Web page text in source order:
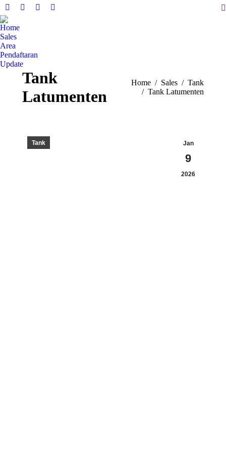
Facebook
page
opens
in
new
window
X
new
window
Instagram
new
YouTube
Home
Sales
Area
Pendaftaran
Update
Tank
Latumenten
You are here:
Home Sales
Tank
Tank Latumenten
Jan
9
2026
Tank